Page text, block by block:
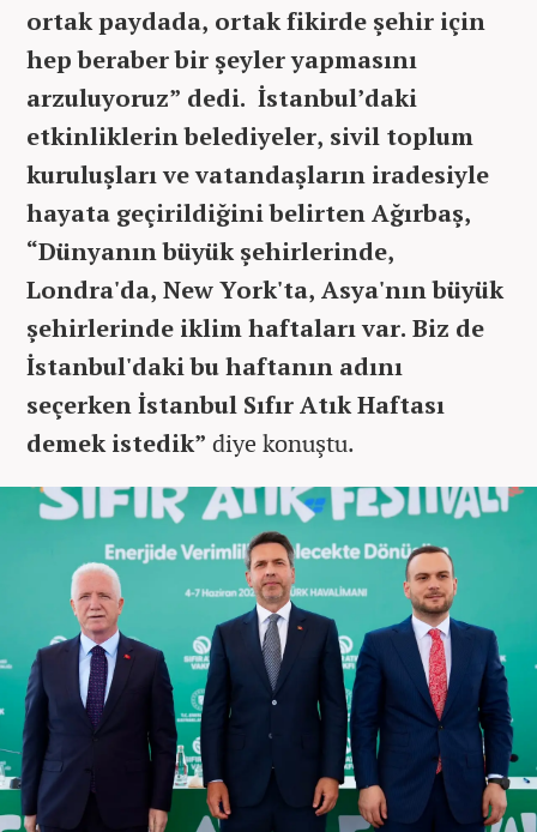
ortak paydada, ortak fikirde şehir için
hep beraber bir şeyler yapmasını
arzuluyoruz” dedi. İstanbul’daki
etkinliklerin belediyeler, sivil toplum
kuruluşları ve vatandaşların iradesiyle
hayata geçirildiğini belirten Ağırbaş,
“Dünyanın büyük şehirlerinde,
Londra'da, New York'ta, Asya'nın büyük
şehirlerinde iklim haftaları var. Biz de
İstanbul'daki bu haftanın adını
seçerken İstanbul Sıfır Atık Haftası
demek istedik” diye konuştu.